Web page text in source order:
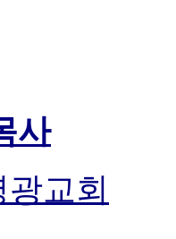
사
교회